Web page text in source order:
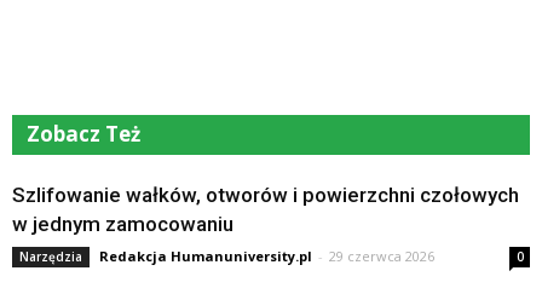
Zobacz Też
Szlifowanie wałków, otworów i powierzchni czołowych
w jednym zamocowaniu
Narzędzia Redakcja Humanuniversity.pl - 29 czerwca 2026 0